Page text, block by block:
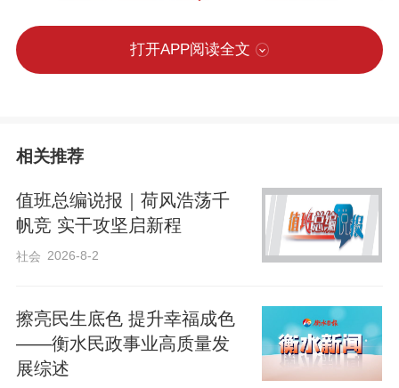
在福苑社区新时代文明实践站，福苑“小当
取议题自定、流程自主、行动自发的模
式，由儿童推选当日主题“小当家”负责主持
会议、记录建议并带队进行实践。在福苑
社区小院议事厅，儿童议事团成员们围坐
活中常见的不文明现象一一列举出来，并
提出了不少“金点子”。小区“蚯蚓塔”就是其
中之一。儿童议事团成员们将捡拾的树
打开APP阅读全文
相关推荐
值班总编说报｜荷风浩荡千
帆竞 实干攻坚启新程
社会 2026-8-2
擦亮民生底色 提升幸福成色
——衡水民政事业高质量发
展综述